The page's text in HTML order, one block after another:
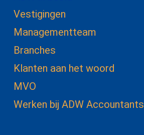
Vestigingen
Managementteam
Branches
Klanten aan het woord
MVO
Werken bij ADW Accountants